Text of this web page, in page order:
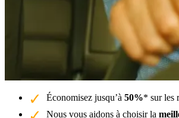
Économisez jusqu’à 50%* sur les
Nous vous aidons à choisir la